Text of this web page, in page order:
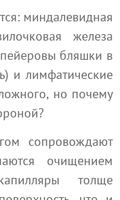
миндалевидная
железа
пейеровы бляшки в
и лимфатические
но почему
сопровождают
очищением
толще